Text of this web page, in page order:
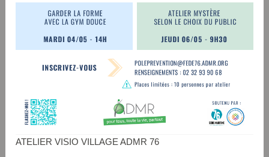
ATELIER VISIO VILLAGE ADMR 76